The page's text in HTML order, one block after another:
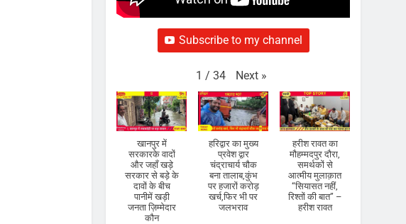
Subscribe to my channel
1 / 34 Next »
खानपुर में
सरकारके वादों
और जहाँ खड़े
सरकार से बड़े के
दावों के बीच
पानीमें खड़ी
जनता ज़िम्मेदार
कौन
हरिद्वार का मुख्य
प्रवेश द्वार
चंद्राचार्य चौक
बना तालाब,कुंभ
पर हजारों करोड़
खर्च,फिर भी पर
जलभराव
हरीश रावत का
मौहम्मदपुर दौरा,
समर्थकों से
आत्मीय मुलाक़ात
“सियासत नहीं,
रिश्तों की बात” –
हरीश रावत